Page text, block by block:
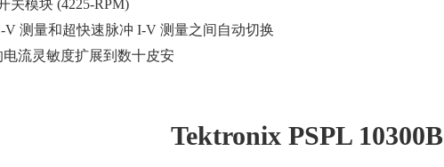
关模块 (4225-RPM)
测量和超快速脉冲 I-V 测量之间自动切换
流灵敏度扩展到数十皮安
Tektronix PSPL 10300B